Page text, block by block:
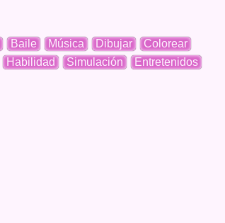
Baile Música Dibujar
Colorear
Habilidad Simulación
Entretenidos